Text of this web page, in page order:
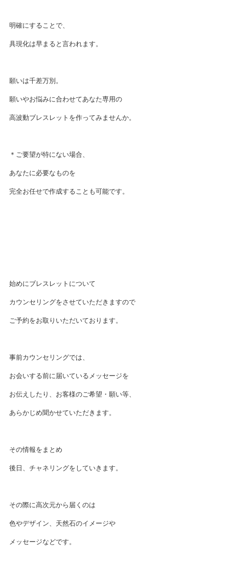
明確にすることで、
具現化は早まると言われます。
願いは千差万別。
願いやお悩みに合わせてあなた専用の
高波動ブレスレットを作ってみませんか。
＊ご要望が特にない場合、
あなたに必要なものを
完全お任せで作成することも可能です。
始めにブレスレットについて
カウンセリングをさせていただきますので
ご予約をお取りいただいております。
事前カウンセリングでは、
お会いする前に届いているメッセージを
お伝えしたり、お客様のご希望・願い等、
あらかじめ聞かせていただきます。
その情報をまとめ
後日、チャネリングをしていきます。
その際に高次元から届くのは
色やデザイン、天然石のイメージや
メッセージなどです。